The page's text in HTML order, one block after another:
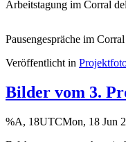
Arbeitstagung im Corral
Pausengespräche im
Veröffentlicht in
Bilder vom 3.
%A, 18UTCMon, 18 Jun